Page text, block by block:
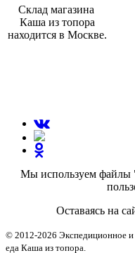
Склад магазина
Каша из топора
находится в Москве.
Мы используем файлы
Оставаясь на
© 2012-2026 Экспедиционное и
еда Каша из топора.